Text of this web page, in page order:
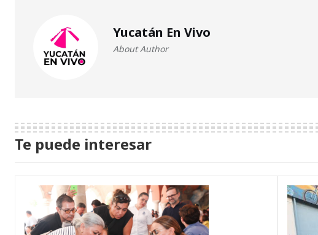
Yucatán En Vivo
About Author
Te puede interesar